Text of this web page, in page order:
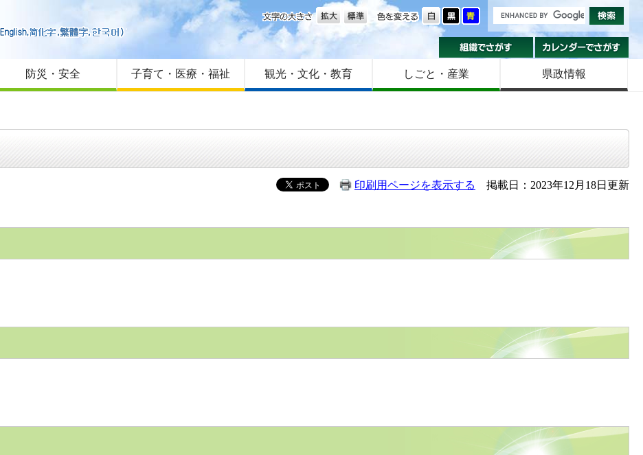
はじめての方へ
Foreign language
サイトマップ
色を変える
文字の大きさ
組織でさがす
防災・安全 子育て・医療・福祉 観光・文化・教育 しごと・産業 県政情報
印刷用ページを表示する
掲載日：2023年12月18日更新